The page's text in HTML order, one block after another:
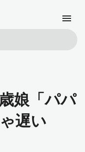
menu
娘「パパ
遅い